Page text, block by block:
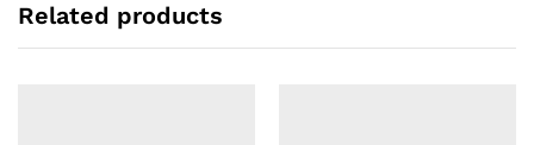
Related products